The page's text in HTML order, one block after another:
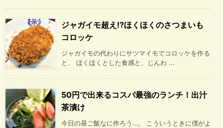
ジャガイモ超え⁉ほくほくのさつまいも
コロッケ
ジャガイモの代わりにサツマイモでコロッケを作る
と、 ほくほくとした食感と、じんわ ...
50円で出来るコスパ最強のランチ！出汁
茶漬け
今日の昼ご飯なに作ろう…。 こういうときに僕がよ